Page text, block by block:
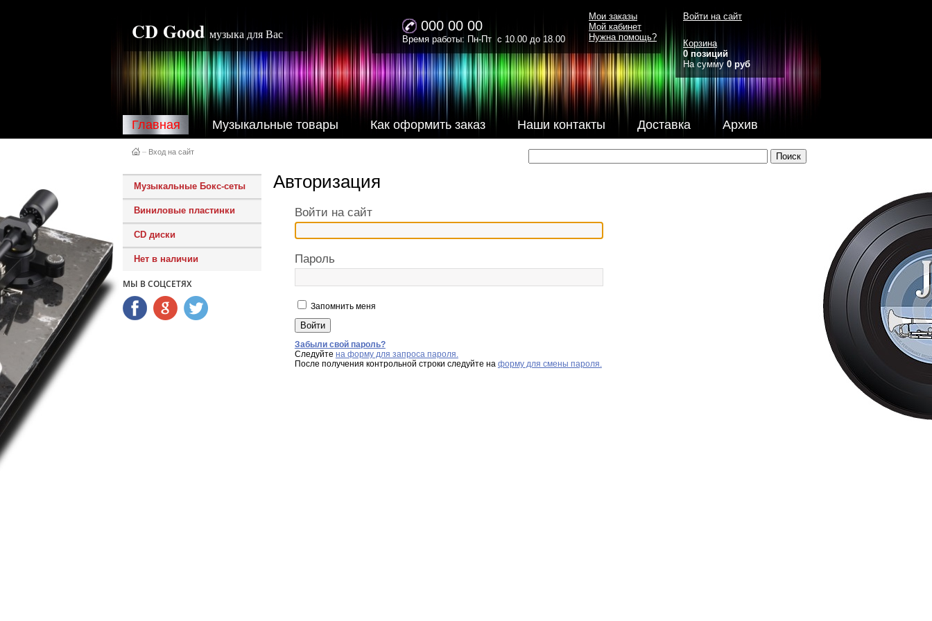
CD Good музыка для Вас
000 00 00
Время работы: Пн-Пт с 10.00 до 18.00
Главная Музыкальные товары Как оформить заказ Наши контакты Доставка Архив
Мои заказы
Мой кабинет
Нужна помощь?
Войти на сайт
Корзина
0 позиций
На сумму 0 руб
– Вход на сайт
Музыкальные Бокс-сеты
Виниловые пластинки
CD диски
Нет в наличии
МЫ В СОЦСЕТЯХ
Авторизация
Войти на сайт
Пароль
Запомнить меня
Забыли свой пароль?
Следуйте на форму для запроса пароля.
После получения контрольной строки следуйте на форму для смены пароля.